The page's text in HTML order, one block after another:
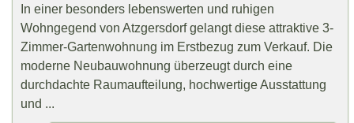
In einer besonders lebenswerten und ruhigen
Wohngegend von Atzgersdorf gelangt diese attraktive 3-
Zimmer-Gartenwohnung im Erstbezug zum Verkauf. Die
moderne Neubauwohnung überzeugt durch eine
durchdachte Raumaufteilung, hochwertige Ausstattung
und ...